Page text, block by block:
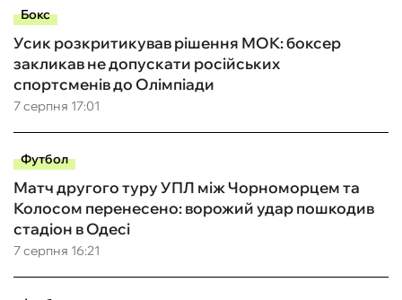
Бокс
7 серпня 17:01
Усик розкритикував рішення МОК: боксер
закликав не допускати російських
спортсменів до Олімпіади
Футбол
7 серпня 16:21
Матч другого туру УПЛ між Чорноморцем та
Колосом перенесено: ворожий удар пошкодив
стадіон в Одесі